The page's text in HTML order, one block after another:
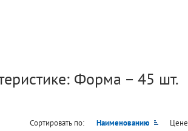
Форма – 45 шт.
Сортировать по: Наименованию Цене